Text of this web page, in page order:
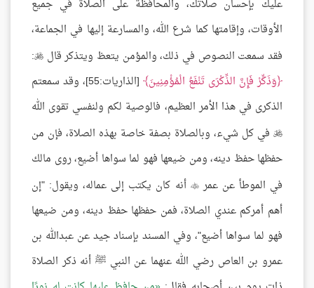
عليك بإحسان صلاتك، والمحافظة على الصلاة في جميع
الأوقات، وإقامتها كما شرع الله، والمسارعة إليها في الجماعة،
فقد سمعت النصوص في ذلك، والمؤمن يتعظ ويتذكر قال 
:
وَذَكِّرْ فَإِنَّ الذِّكْرَى تَنْفَعُ الْمُؤْمِنِينَ
[الذاريات:55]، وقد سمعتم
الذكرى في هذا الأمر العظيم، فالوصية لكم ولنفسي تقوى الله
 في كل شيء، وبالصلاة بصفة خاصة بهذه الصلاة، فإن من
حفظها حفظ دينه، ومن ضيعها فهو لما سواها أضيع، روى مالك
في الموطأ عن عمر أنه كان يكتب إلى عماله، ويقول: "إن
أهم أمركم عندي الصلاة، فمن حفظها حفظ دينه، ومن ضيعها
فهو لما سواها أضيع"، وفي المسند بإسناد جيد عن عبدالله بن
عمرو بن العاص رضي الله عنهما عن النبي ﷺ أنه ذكر الصلاة